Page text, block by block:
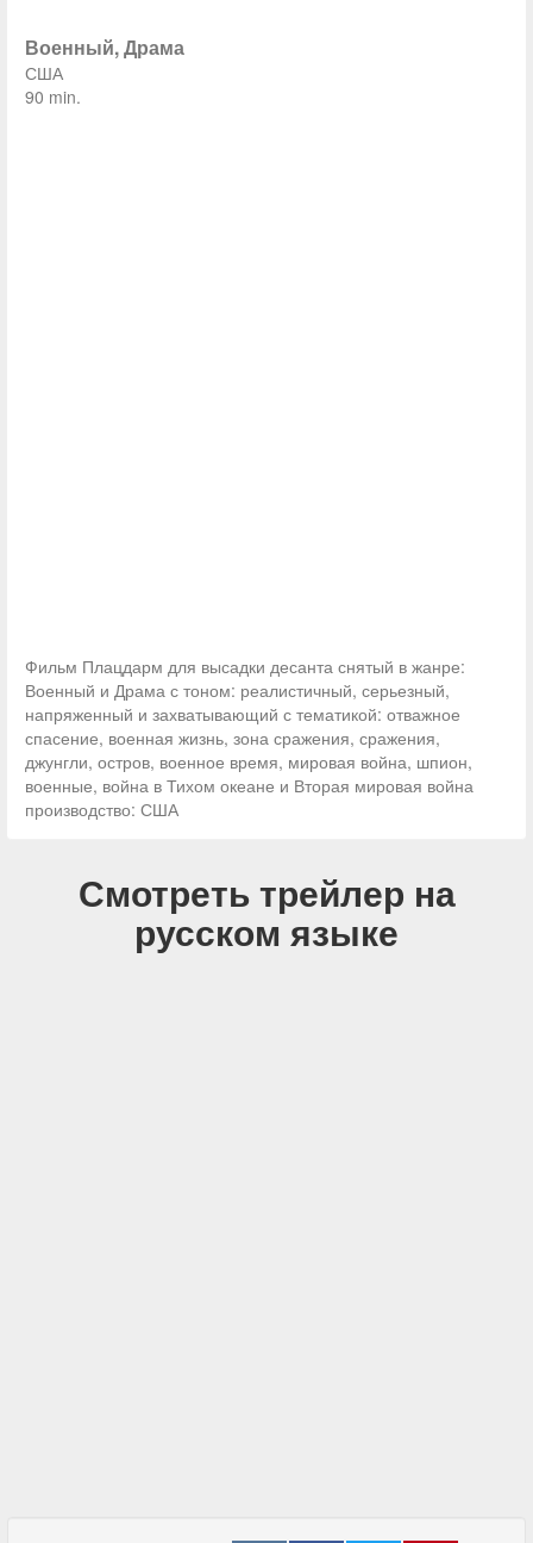
Военный, Драма
США
90 min.
Фильм Плацдарм для высадки десанта снятый в жанре:
Военный и Драма с тоном: реалистичный, серьезный,
напряженный и захватывающий с тематикой: отважное
спасение, военная жизнь, зона сражения, сражения,
джунгли, остров, военное время, мировая война, шпион,
военные, война в Тихом океане и Вторая мировая война
производство: США
Смотреть трейлер на
русском языке